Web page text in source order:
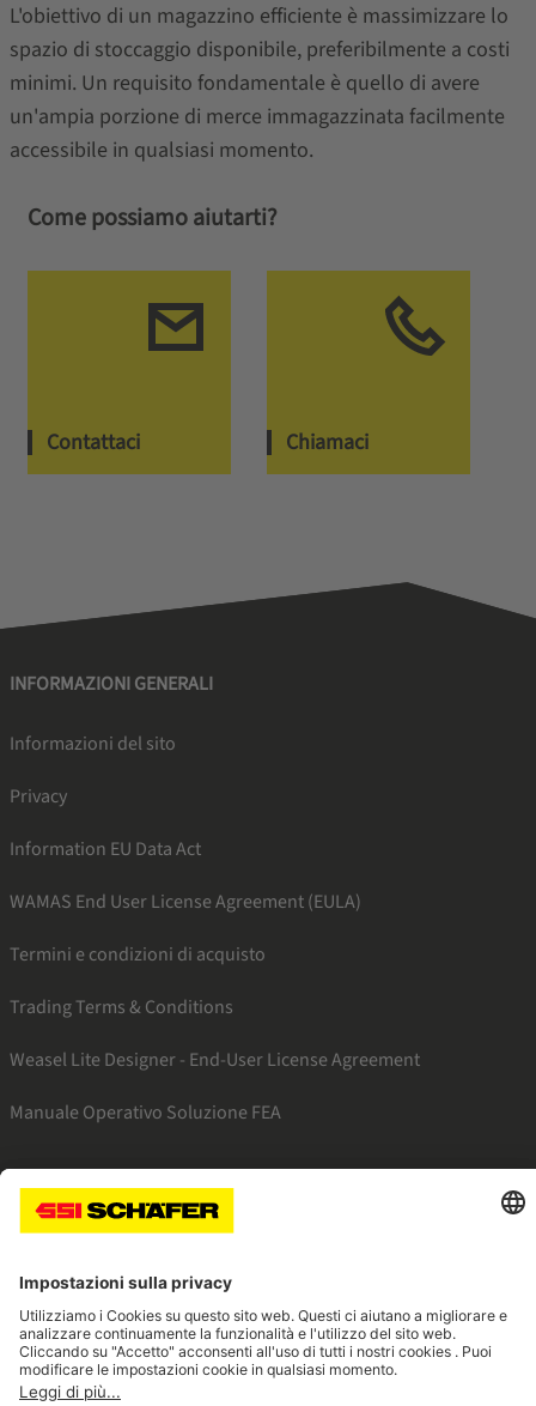
L'obiettivo di un magazzino efficiente è massimizzare lo
spazio di stoccaggio disponibile, preferibilmente a costi
minimi. Un requisito fondamentale è quello di avere
un'ampia porzione di merce immagazzinata facilmente
accessibile in qualsiasi momento.
Come possiamo aiutarti?
Contattaci Chiamaci
INFORMAZIONI GENERALI
Informazioni del sito
Privacy
Information EU Data Act
WAMAS End User License Agreement (EULA)
Termini e condizioni di acquisto
Trading Terms & Conditions
Weasel Lite Designer - End-User License Agreement
Manuale Operativo Soluzione FEA